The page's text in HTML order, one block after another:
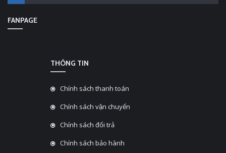
FANPAGE
THÔNG TIN
Chính sách thanh toán
Chính sách vận chuyển
Chính sách đổi trả
Chính sách bảo hành